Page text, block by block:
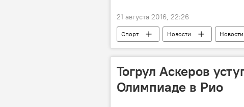
21 августа 2016, 22:26
Спорт Новости Новости
Тогрул Аскеров
Олимпиаде в Рио